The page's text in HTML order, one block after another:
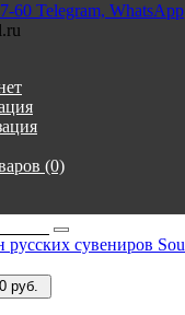
60 Telegram, WhatsApp
(0)
руб.